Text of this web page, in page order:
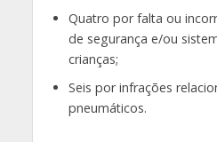
Quatro por falta ou
de segurança e/ou
crianças;
Seis por infrações
pneumáticos.